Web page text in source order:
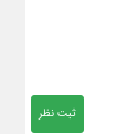
ثبت نظر